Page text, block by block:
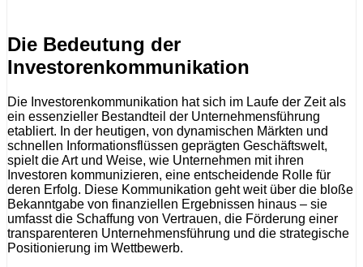
Die Bedeutung der
Investorenkommunikation
Die Investorenkommunikation hat sich im Laufe der Zeit als
ein essenzieller Bestandteil der Unternehmensführung
etabliert. In der heutigen, von dynamischen Märkten und
schnellen Informationsflüssen geprägten Geschäftswelt,
spielt die Art und Weise, wie Unternehmen mit ihren
Investoren kommunizieren, eine entscheidende Rolle für
deren Erfolg. Diese Kommunikation geht weit über die bloße
Bekanntgabe von finanziellen Ergebnissen hinaus – sie
umfasst die Schaffung von Vertrauen, die Förderung einer
transparenteren Unternehmensführung und die strategische
Positionierung im Wettbewerb.